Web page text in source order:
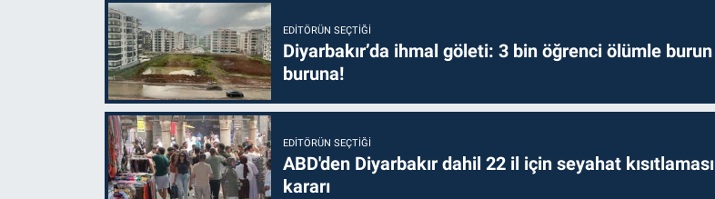
EDITÖRÜN SEÇTIĞI
Diyarbakır’da ihmal göleti: 3 bin öğrenci ölümle burun
buruna!
EDITÖRÜN SEÇTIĞI
ABD'den Diyarbakır dahil 22 il için seyahat kısıtlaması
kararı